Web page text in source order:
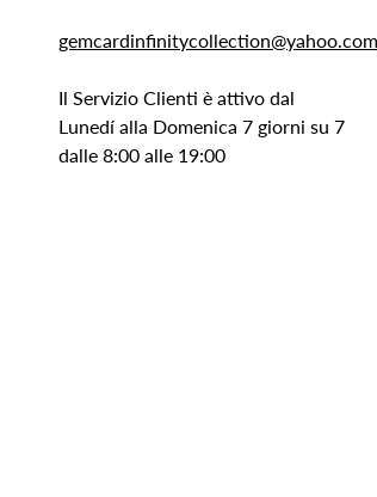
gemcardinfinitycollection@yahoo.com
Il Servizio Clienti è attivo dal
Lunedí alla Domenica 7 giorni su 7
dalle 8:00 alle 19:00